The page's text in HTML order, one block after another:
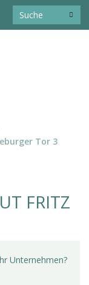
Tor 3
FRITZ
Unternehmen?